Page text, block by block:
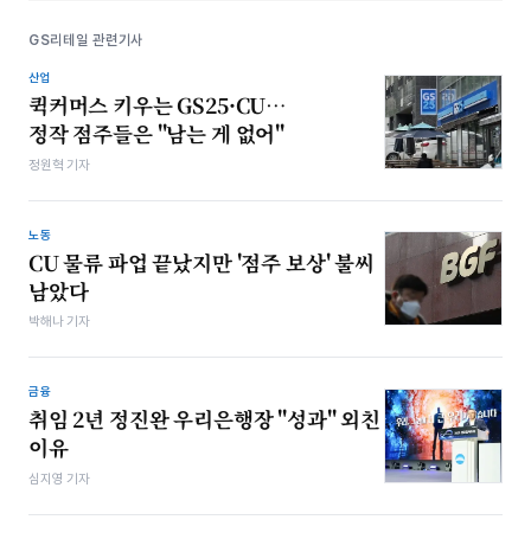
GS리테일 관련기사
산업
퀵커머스 키우는 GS25·CU…
정작 점주들은 "남는 게 없어"
정원혁 기자
노동
CU 물류 파업 끝났지만 '점주 보상' 불씨
남았다
박해나 기자
금융
취임 2년 정진완 우리은행장 "성과" 외친
이유
심지영 기자